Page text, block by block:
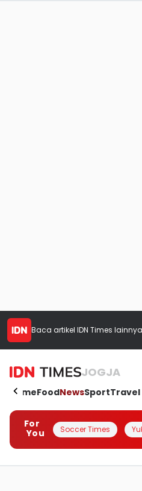
Baca artikel IDN Times lainnya
JOGJA
HomeFoodNewsSportTravel
For
You
Soccer Times